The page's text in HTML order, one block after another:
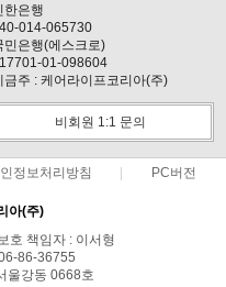
한은행
014-065730
민은행(에스크로)
01-098604
금주 : 케어라이프코리아(주)
비회원 1:1 문의
정보처리방침 PC버전
아(주)
호 책임자 : 이서형
86-36755
울강동 0668호